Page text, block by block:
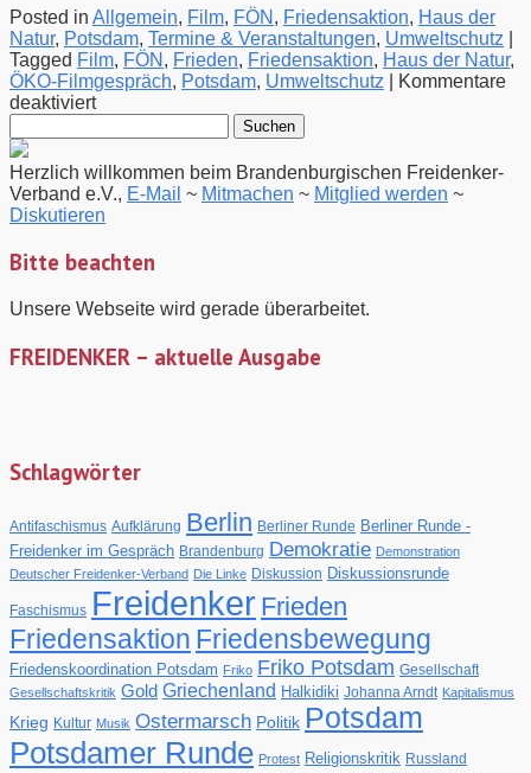
Posted in Allgemein, Film, FÖN , Friedensaktion, Haus der
Natur, Potsdam, Termine & Veranstaltungen, Umweltschutz
Tagged Film, FÖN , Frieden, Friedensaktion, Haus der Natur,
ÖKO-Filmgespräch, Potsdam, Umweltschutz
Kommentare
deaktiviertfür
/
HdN]
11.11.2015
–
ÖKO-
Filmgespräch
zu
unter
–
nach:
Herzlich willkommen beim Brandenburgischen Freidenker-
Verband e.V., E-Mail ~ Mitmachen ~ Mitglied werden ~
Diskutieren
Bitte beachten
Unsere Webseite wird gerade überarbeitet.
FREIDENKER – aktuelle Ausgabe
Schlagwörter
Antifaschismus Aufklärung Berlin Berliner Runde Berliner Runde -
Freidenker im Gespräch Brandenburg Demokratie Demonstration
Deutscher Freidenker-Verband Die Linke Diskussion Diskussionsrunde
Faschismus Freidenker Frieden
Friedensaktion Friedensbewegung
Friedenskoordination Potsdam Friko Friko Potsdam Gesellschaft
Gesellschaftskritik Gold Griechenland Halkidiki Johanna Arndt Kapitalismus
Krieg Kultur Musik Ostermarsch Politik Potsdam
Potsdamer Runde Protest Religionskritik Russland